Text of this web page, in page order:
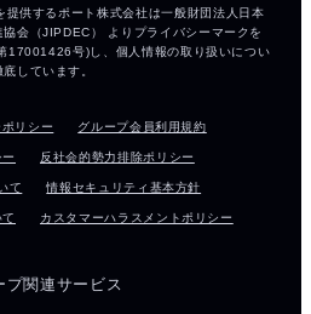
リシー グループ会員利用規約
反社会的勢力排除ポリシー
て 情報セキュリティ基本方針
カスタマーハラスメントポリシー